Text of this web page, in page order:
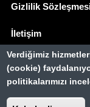
Gizlilik
İletişim
Basında Biz
Verdiğimiz
(cookie)
politikalarımızı